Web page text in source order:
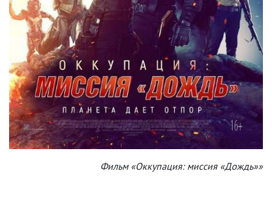
Фильм «Оккупация: миссия «Дождь»»